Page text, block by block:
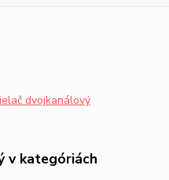
dvojkanálový
v kategóriách